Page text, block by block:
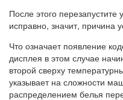
После этого перезапустите
исправно, значит, причина
Что означает появление
дисплея в этом случае
второй сверху
указывает на сложности
распределением белья